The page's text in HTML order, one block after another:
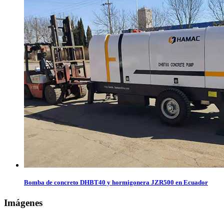
Bomba de concreto DHBT40 y hormigonera JZR500 en Ecuador
Imágenes